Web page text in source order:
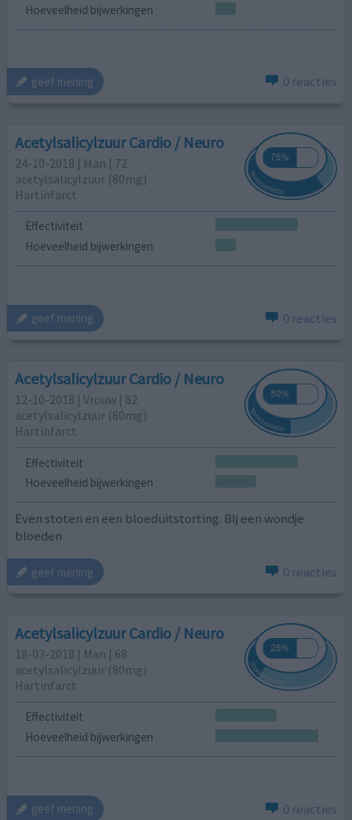
Hoeveelheid bijwerkingen
geef mening 0 reacties
Acetylsalicylzuur Cardio / Neuro
24-10-2018 | Man | 72
acetylsalicylzuur (80mg)
Hartinfarct
Effectiviteit
Hoeveelheid bijwerkingen
geef mening 0 reacties
Acetylsalicylzuur Cardio / Neuro
12-10-2018 | Vrouw | 82
acetylsalicylzuur (80mg)
Hartinfarct
Effectiviteit
Hoeveelheid bijwerkingen
Even stoten en een bloeduitstorting. BIj een wondje
bloeden
geef mening 0 reacties
Acetylsalicylzuur Cardio / Neuro
18-03-2018 | Man | 68
acetylsalicylzuur (80mg)
Hartinfarct
Effectiviteit
Hoeveelheid bijwerkingen
geef mening 0 reacties